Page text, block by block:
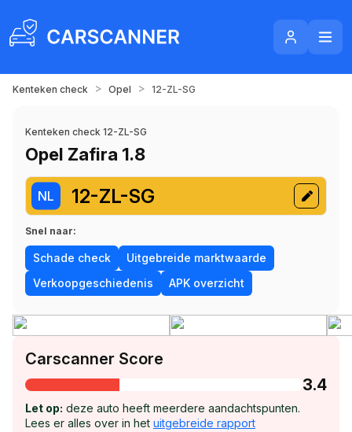
Kenteken check > Opel > 12-ZL-SG
Kenteken check 12-ZL-SG
Opel Zafira 1.8
NL 12-ZL-SG
Snel naar:
Schade check
Uitgebreide marktwaarde
Verkoopgeschiedenis
APK overzicht
Carscanner Score
3.4
Let op: deze auto heeft meerdere aandachtspunten.
Lees er alles over in het uitgebreide rapport